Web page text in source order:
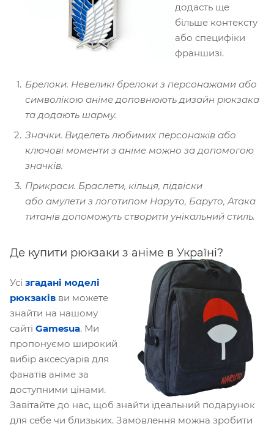
додасть ще
більше контексту
або специфіки
франшизі.
Брелоки. Невеликі брелоки з персонажами або
символікою аніме доповнюють дизайн рюкзака
та додають шарму.
Значки. Виделеть любимих персонажів або
ключові моменти з аніме можно за допомогою
значків.
Прикраси. Браслети, кільця, підвіски
або амулети з логотипом Наруто, Баруто, Атака
титанів допоможуть створити унікальний стиль.
Де купити рюкзаки з аніме в Україні?
Усі згадані моделі
рюкзаків ви можете
знайти на нашому
сайті Gamesua. Ми
пропонуємо широкий
вибір аксесуарів для
фанатів аніме за
доступними цінами.
Завітайте до нас, щоб знайти ідеальний подарунок
для себе чи близьких. Замовлення можна зробити